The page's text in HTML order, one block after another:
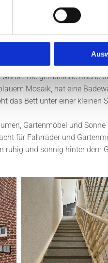
beleuchtete Stufe in das
der beiden Fenster steht.
ausgelegt und verfügt
in der Diele, der Küche
Die gemütliche Küche
Mosaik, hat eine
das Bett unter einer kleinen
Gartenmöbel und
für Fahrräder und
ruhig und sonnig hinter dem